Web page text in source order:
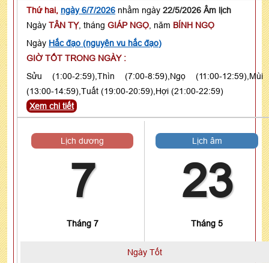
Thứ hai, ngày 6/7/2026 nhằm ngày 22/5/2026 Âm lịch
Ngày TÂN TỴ, tháng GIÁP NGỌ , năm BÍNH NGỌ
Ngày Hắc đạo (nguyên vu hắc đạo)
GIỜ TỐT TRONG NGÀY :
Sửu (1:00-2:59),Thìn (7:00-8:59),Ngọ (11:00-12:59),Mùi
(13:00-14:59),Tuất (19:00-20:59),Hợi (21:00-22:59)
Xem chi tiết
Lịch dương
7
Tháng 7
Lịch âm
23
Tháng 5
Ngày Tốt